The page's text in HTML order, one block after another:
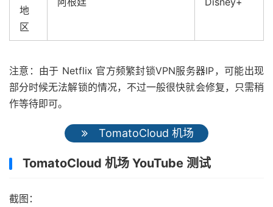
地
区
注意：由于 Netflix 官方频繁封锁VPN服务器IP，可能出现
部分时候无法解锁的情况，不过一般很快就会修复，只需稍
作等待即可。
TomatoCloud 机场
TomatoCloud 机场 YouTube 测试
截图：